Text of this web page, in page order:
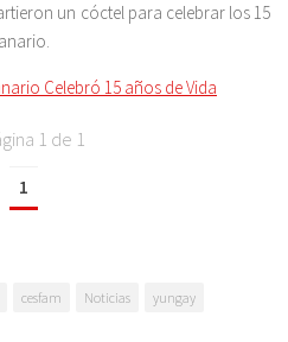
un cóctel para celebrar los 15
Celebró 15 años de Vida
1 de 1
1
cesfam Noticias
yungay